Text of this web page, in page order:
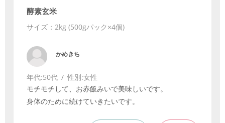
酵素玄米
サイズ：2kg (500gパック×4個)
かめきち
年代:50代 性別:女性
モチモチして、お赤飯みいで美味しいです。
身体のために続けていきたいです。